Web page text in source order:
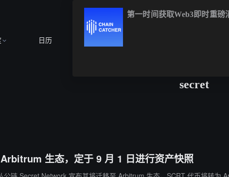
日历
secret
生态，定于 9 月 1 日进行资产快照
第一时间获取Web3即时重磅